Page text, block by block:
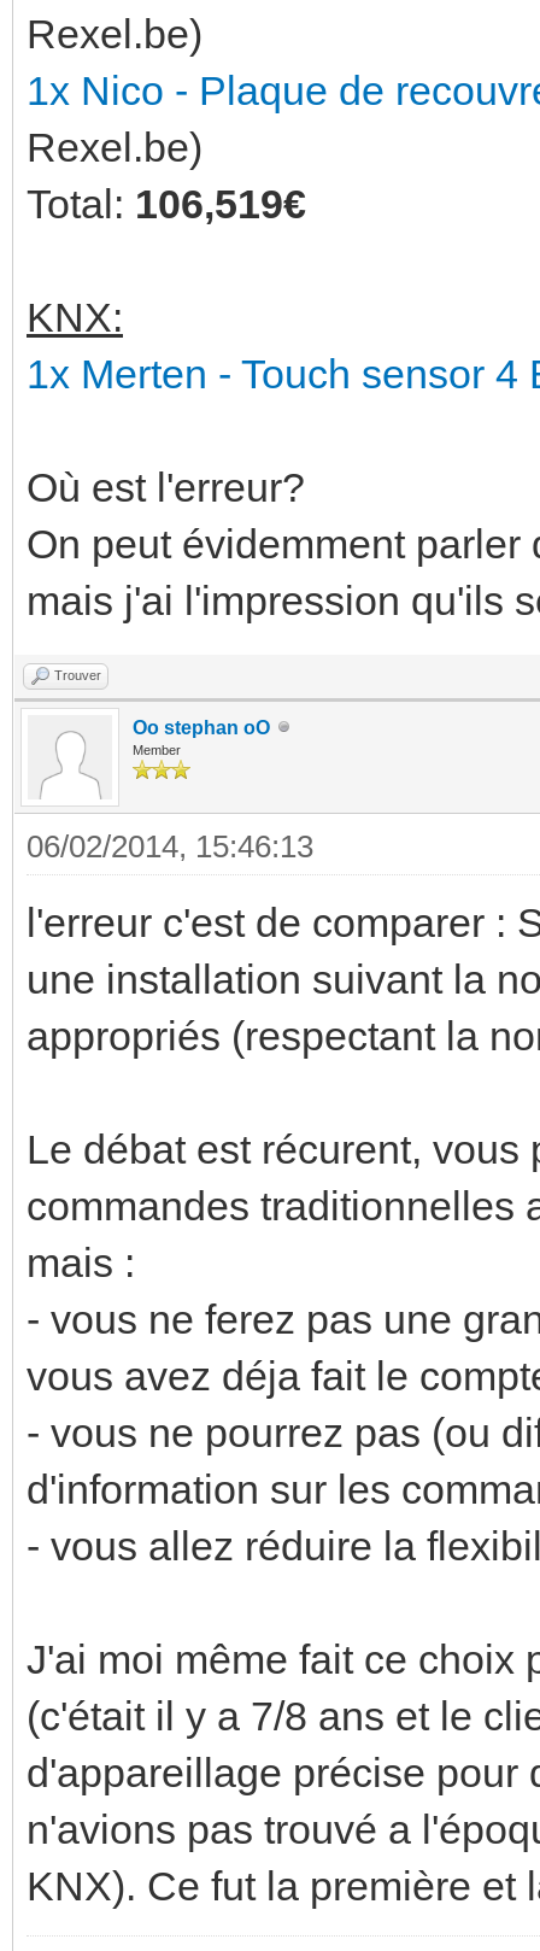
Rexel.be)
1x Nico - Plaque de
Rexel.be)
Total: 106,519€
KNX:
1x Merten - Touch sensor 4
Où est l'erreur?
On peut évidemment
mais j'ai l'impression qu'ils
Trouver
Oo stephan oO
Member
06/02/2014, 15:46:13
l'erreur c'est de comparer :
une installation suivant la
appropriés (respectant la
Le débat est récurent,
commandes traditionnelles
mais :
- vous ne ferez pas une
vous avez déja fait le
- vous ne pourrez pas (ou
d'information sur les
- vous allez réduire la
J'ai moi même fait ce choix
(c'était il y a 7/8 ans et le
d'appareillage précise pour
n'avions pas trouvé a
KNX). Ce fut la première et